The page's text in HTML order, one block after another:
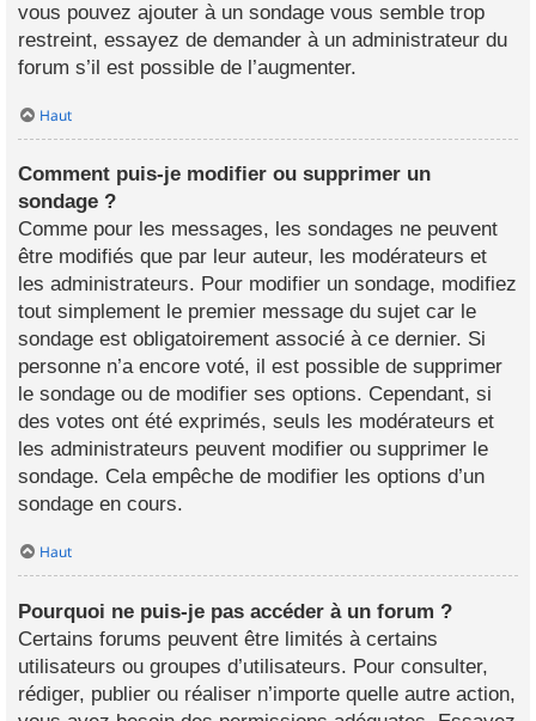
vous pouvez ajouter à un sondage vous semble trop
restreint, essayez de demander à un administrateur du
forum s’il est possible de l’augmenter.
Haut
Comment puis-je modifier ou supprimer un
sondage ?
Comme pour les messages, les sondages ne peuvent
être modifiés que par leur auteur, les modérateurs et
les administrateurs. Pour modifier un sondage, modifiez
tout simplement le premier message du sujet car le
sondage est obligatoirement associé à ce dernier. Si
personne n’a encore voté, il est possible de supprimer
le sondage ou de modifier ses options. Cependant, si
des votes ont été exprimés, seuls les modérateurs et
les administrateurs peuvent modifier ou supprimer le
sondage. Cela empêche de modifier les options d’un
sondage en cours.
Haut
Pourquoi ne puis-je pas accéder à un forum ?
Certains forums peuvent être limités à certains
utilisateurs ou groupes d’utilisateurs. Pour consulter,
rédiger, publier ou réaliser n’importe quelle autre action,